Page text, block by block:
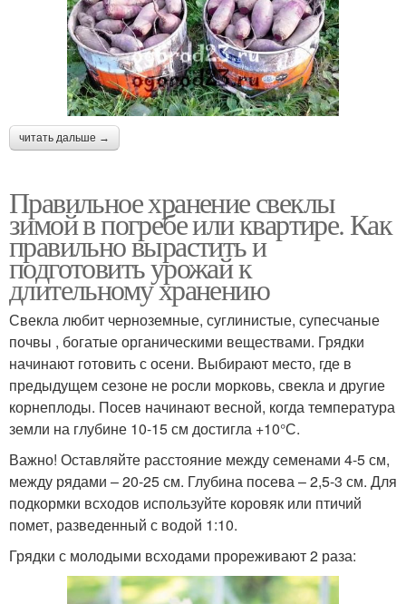
читать дальше →
Правильное хранение свеклы
зимой в погребе или квартире. Как
правильно вырастить и
подготовить урожай к
длительному хранению
Свекла любит черноземные, суглинистые, супесчаные
почвы , богатые органическими веществами. Грядки
начинают готовить с осени. Выбирают место, где в
предыдущем сезоне не росли морковь, свекла и другие
корнеплоды. Посев начинают весной, когда температура
земли на глубине 10-15 см достигла +10°С.
Важно! Оставляйте расстояние между семенами 4-5 см,
между рядами – 20-25 см. Глубина посева – 2,5-3 см. Для
подкормки всходов используйте коровяк или птичий
помет, разведенный с водой 1:10.
Грядки с молодыми всходами прореживают 2 раза: